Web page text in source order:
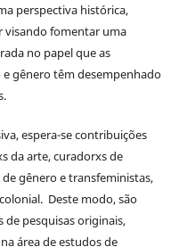
perspectiva histórica,
visando fomentar uma
no papel que as
e gênero têm desempenhado
espera-se contribuições
da arte, curadorxs de
gênero e transfeministas,
Deste modo, são
pesquisas originais,
área de estudos de